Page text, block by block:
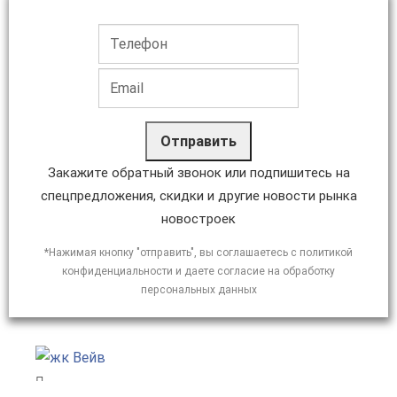
Отправить
Закажите обратный звонок или подпишитесь на
спецпредложения, скидки и другие новости рынка
новостроек
*Нажимая кнопку "отправить", вы соглашаетесь с политикой
конфиденциальности и даете согласие на обработку
персональных данных